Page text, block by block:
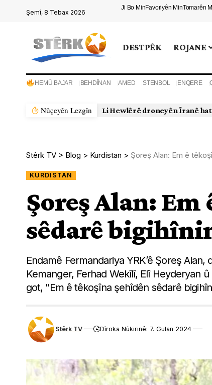
Şemî, 8 Tebax 2026
Ji Bo MinFavoriyên MinTomarên
DESTPÊK ROJANE
HEMÛ BAJAR BEHDÎNAN AMED STENBOL ENQERE
Nûçeyên Lezgîn
Stêrk TV > Blog > Kurdistan > Şoreş Alan: Em ê
KURDISTAN
Şoreş Alan:
sêdarê
Endamê Fermandariya YRK’ê Şoreş
Kemanger, Ferhad Wekîlî, Elî Heyderyan
got, "Em ê têkoşîna şehîdên sêdarê
Stêrk TV Dîroka Nûkirinê: 7. Gulan 2024